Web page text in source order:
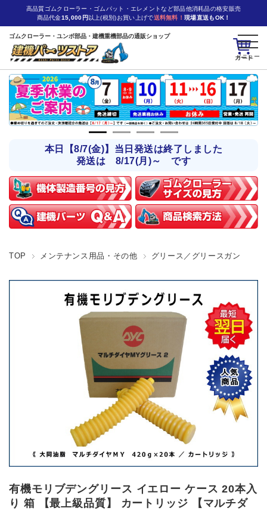
カート
高品質ゴムクローラー・ゴムパット・エレメントなど部品他消耗品の格安販売
商品代金15,000円 以上(税別)お買い上げで送料無料！ 現場直送もOK！
ゴムクローラー・ユンボ部品・建機重機部品の通販ショップ
本日【8/7(金)】当日発送は終了しました
発送は 8/17(月)～ です
TOP メンテナンス用品・その他 グリース／グリースガン
有機モリブデングリース イエロー ケース 20本入
り 箱 【最上級品質】 カートリッジ 【マルチダ